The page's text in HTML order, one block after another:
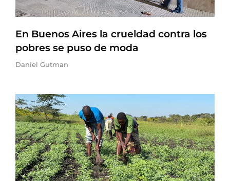
En Buenos Aires la crueldad contra los
pobres se puso de moda
Daniel Gutman